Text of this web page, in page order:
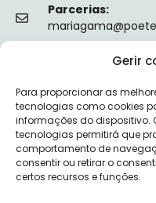
Gerir
Para proporcionar as
tecnologias como cookies
informações do dispositivo.
tecnologias permitirá que
comportamento de
consentir ou retirar o
certos recursos e funções.
Parcerias:
Política de privacidade
Termos e Condições
Livro de reclamações
Nº de Registo da ERS: